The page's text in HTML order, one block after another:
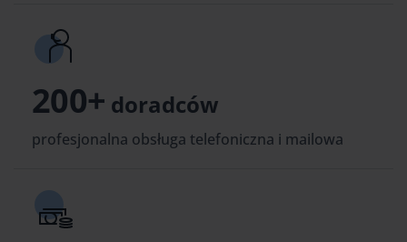
200+ doradców
profesjonalna obsługa telefoniczna i mailowa